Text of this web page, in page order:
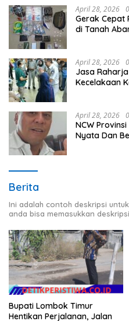
April 28, 2026
Gerak Cepat
di Tanah
April 28, 2026
Jasa
Kecelakaan
April 28, 2026
NCW
Nyata Dan
Berita
Ini adalah contoh deskripsi
anda bisa memasukkan
Bupati Lombok Timur
Hentikan Perjalanan, Jalan